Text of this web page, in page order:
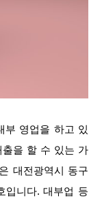
부 영업을 하고 있
출을 할 수 있는 가
대전광역시 동구
입니다. 대부업 등